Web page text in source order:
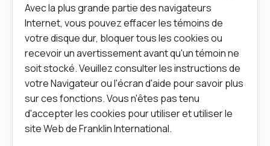
Avec la plus grande partie des navigateurs
Internet, vous pouvez effacer les témoins de
votre disque dur, bloquer tous les cookies ou
recevoir un avertissement avant qu'un témoin ne
soit stocké. Veuillez consulter les instructions de
votre Navigateur ou l'écran d'aide pour savoir plus
sur ces fonctions. Vous n'êtes pas tenu
d'accepter les cookies pour utiliser et utiliser le
site Web de Franklin International.